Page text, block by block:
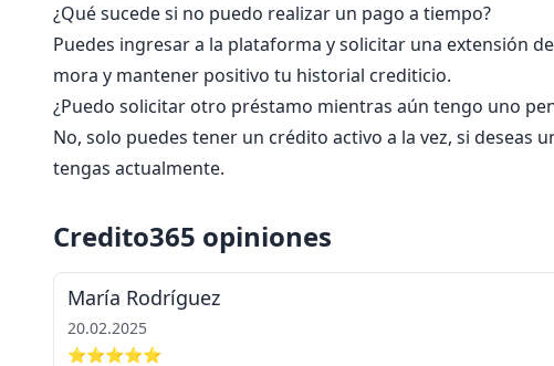
¿Qué sucede si no puedo realizar un pago a tiempo?
Puedes ingresar a la plataforma y solicitar una extensión
mora y mantener positivo tu historial crediticio.
¿Puedo solicitar otro préstamo mientras aún tengo uno
No, solo puedes tener un crédito activo a la vez, si deseas
tengas actualmente.
Credito365 opiniones
María Rodríguez
20.02.2025
⭐⭐⭐⭐⭐